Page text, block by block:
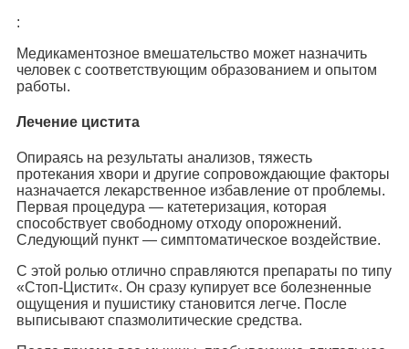
:
Медикаментозное вмешательство может назначить
человек с соответствующим образованием и опытом
работы.
Лечение цистита
Опираясь на результаты анализов, тяжесть
протекания хвори и другие сопровождающие факторы
назначается лекарственное избавление от проблемы.
Первая процедура — катетеризация, которая
способствует свободному отходу опорожнений.
Следующий пункт — симптоматическое воздействие.
С этой ролью отлично справляются препараты по типу
«Стоп-Цистит«. Он сразу купирует все болезненные
ощущения и пушистику становится легче. После
выписывают спазмолитические средства.